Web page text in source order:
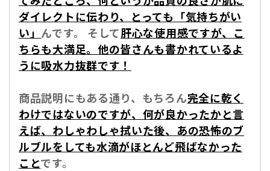
ダイレクトに伝わり、とっても「気持ちがい
い」 んです。 そして肝心な使用感ですが、こ
ちらも大満足。他の皆さんも書かれているよ
うに吸水力抜群です！
商品説明にもある通り、もちろん完全に乾く
わけではないのですが、何が良かったかと言
えば、わしゃわしゃ拭いた後、あの恐怖のブ
ルブルをしても水滴がほとんど飛ばなかった
ことです。